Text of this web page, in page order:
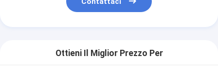
Ottieni Il Miglior Prezzo Per